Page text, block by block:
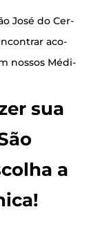
José do Cer­
aco­
nos­sos Médi­
sua
a